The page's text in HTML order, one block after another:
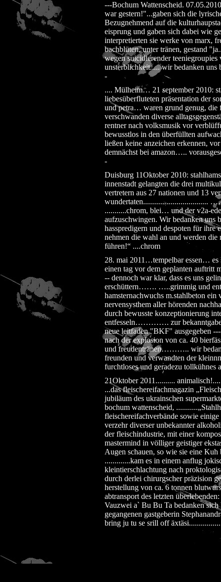
---Bochum Wattenscheid.
war gestern!"...gaben sich die
Bezugnehmend auf die
eisprung und gaben sich dabei wie
interpretierten sie werke von marx,
bachblüten, unter tränen, gestand
wegen suicidierender
unsterblichkeit..... wir bedanken uns
-
.... Mülheim… 21 september 2010:
liebesüberfluteten präsentation der
und petra… waren grund genug, die
verschwanden diverse
rentner nach volksmusik vor
bewusstlos in den überfüllten
ließen keine anzeichen erkennen,
demnächst bei amazon…..
-
Duisburg 11Oktober 2010:
innenstadt gelangten die drei
vertretern aus 27 nationen und 13
...........chrom, blei… und der v2a-
aufzuschwingen. Wir bedanken uns
hasspredigern und despoten für
nehmen die wahl an und werden
führen!“ ....chrom
28. mai 2011…tempelbar essen…
einen tag vor dem geplanten auftritt
-- dennoch war klar, dass es uns
erschüttern……. …..grimmig und
hamsternachwuchs m.stahlbeton
nervensysthem aller hörenden
durch bewusste konzeptionierung
entfesseln…………. zur bekanntgabe
neue leitfaden "BKF" ausgegeben
nach der explosion von ca. 40
und freudentränen……….. wir
freunden und verwandten der
furchtloses und geradezu
21Oktober 2011..........
...das fleischereifachmagazin
jubiläum des ukrainschen
bochum wattenscheid,
fleischereifachverbände sowie
verzehr diverser unbekannter
der fleischindustrie, mit einer
mastermind in völliger geistiger
Augen schauen, so wie sie eine
.............kam es in einem anflug
kleintierschlachtung nach
durch derlei chirurgscher präzision
herstellung von ca. 6 tonnen
abtransport des letzten
Vauzwei a` Bu Bu Ta bedanken
gegangenen gastgeberin
bring ju tu se srill off äxtäsi................
© 2024 STAHLHAMSTER